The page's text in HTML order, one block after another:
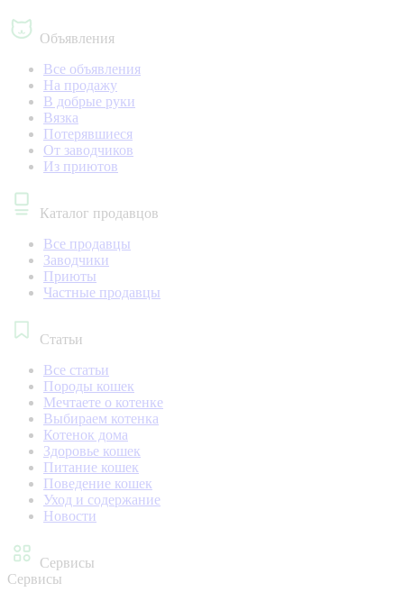
Объявления
Все объявления
На продажу
В добрые руки
Вязка
Потерявшиеся
От заводчиков
Из приютов
Каталог продавцов
Все продавцы
Заводчики
Приюты
Частные продавцы
Статьи
Все статьи
Породы кошек
Мечтаете о котенке
Выбираем котенка
Котенок дома
Здоровье кошек
Питание кошек
Поведение кошек
Уход и содержание
Новости
Сервисы
Сервисы